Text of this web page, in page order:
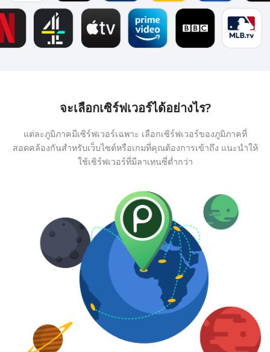
จะเลือกเซิร์ฟเวอร์ได้อย่างไร?
แต่ละภูมิภาคมีเซิร์ฟเวอร์เฉพาะ เลือกเซิร์ฟเวอร์ของภูมิภาคที่
สอดคล้องกันสำหรับเว็บไซต์หรือเกมที่คุณต้องการเข้าถึง แนะนำให้
ใช้เซิร์ฟเวอร์ที่มีลาเทนซี่ต่ำกว่า